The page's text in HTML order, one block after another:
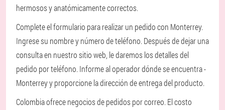
hermosos y anatómicamente correctos.
Complete el formulario para realizar un pedido con Monterrey.
Ingrese su nombre y número de teléfono. Después de dejar una
consulta en nuestro sitio web, le daremos los detalles del
pedido por teléfono. Informe al operador dónde se encuentra -
Monterrey y proporcione la dirección de entrega del producto.
Colombia ofrece negocios de pedidos por correo. El costo